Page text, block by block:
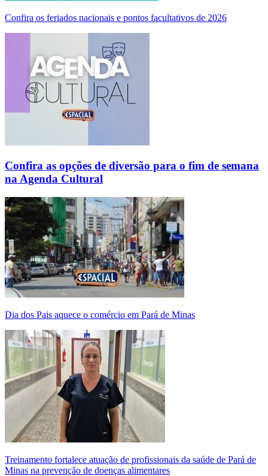
Confira os feriados nacionais e pontos facultativos de 2026
Confira as opções de diversão para o fim de semana
na Agenda Cultural
Dia dos Pais aquece o comércio em Pará de Minas
Treinamento fortalece atuação de profissionais da saúde de Pará de
Minas na prevenção de doenças alimentares